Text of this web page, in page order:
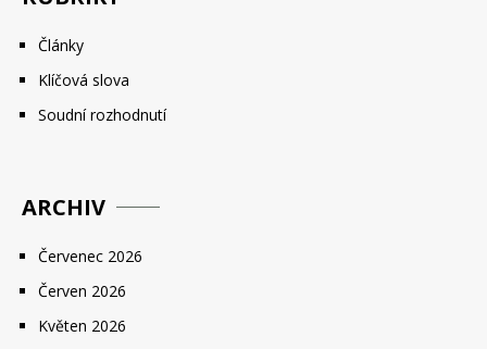
Články
Klíčová slova
Soudní rozhodnutí
ARCHIV
Červenec 2026
Červen 2026
Květen 2026